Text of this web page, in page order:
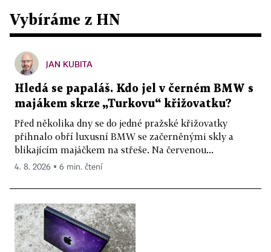
Vybíráme z HN
JAN KUBITA
Hledá se papaláš. Kdo jel v černém BMW s
majákem skrze „Turkovu“ křižovatku?
Před několika dny se do jedné pražské křižovatky
přihnalo obří luxusní BMW se začerněnými skly a
blikajícím majáčkem na střeše. Na červenou...
4. 8. 2026 ▪ 6 min. čtení